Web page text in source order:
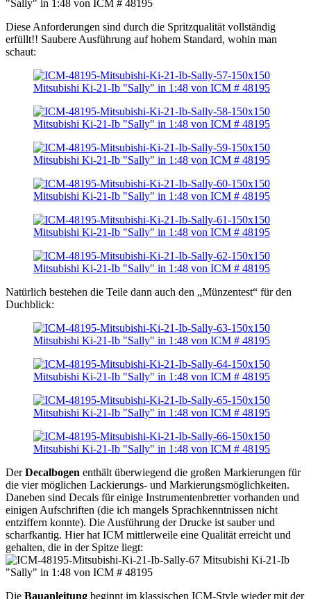
Diese Anforderungen sind durch die Spritzqualität vollständig
erfüllt!! Saubere Ausführung auf hohem Standard, wohin man
schaut:
Natürlich bestehen die Teile dann auch den „Münzentest“ für den
Duchblick:
DerDecalbogen enthält überwiegend die großen Markierungen für
die vier möglichen Lackierungs- und Markierungsmöglichkeiten.
Daneben sind Decals für einige Instrumentenbretter vorhanden und
einigen Aufschriften (die ich mangels Sprachkenntnissen nicht
entziffern konnte). Die Ausführung der Drucke ist sauber und
scharfkantig. Hier hat ICM mittlerweile eine Qualität erreicht und
gehalten, die in der Spitze liegt:
Die Bauanleitung beginnt im klassischen ICM-Style wieder mit der